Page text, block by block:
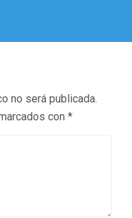
no será publicada.
con *